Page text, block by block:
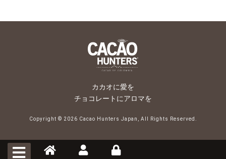
カカオに愛を
チョコレートにアロマを
Copyright © 2026 Cacao Hunters Japan, All Rights Reserved.